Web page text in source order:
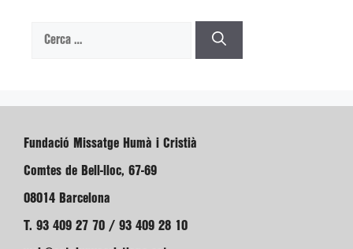
Cerca:
Fundació Missatge Humà i Cristià
Comtes de Bell-lloc, 67-69
08014 Barcelona
T. 93 409 27 70 / 93 409 28 10